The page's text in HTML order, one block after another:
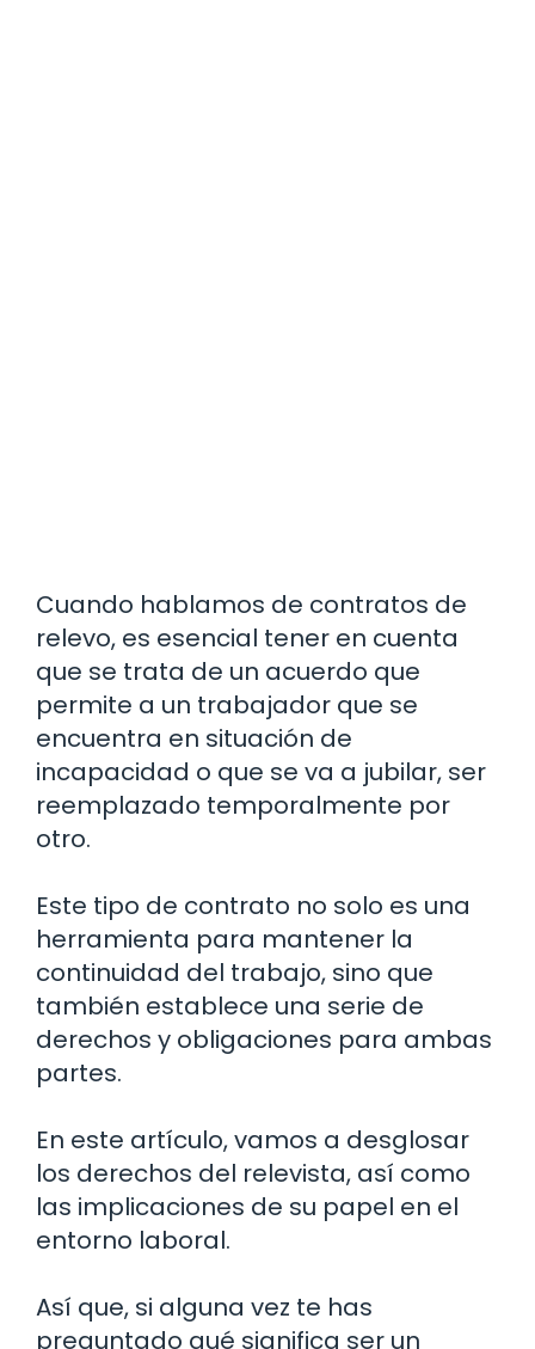
Cuando hablamos de contratos de
relevo, es esencial tener en cuenta
que se trata de un acuerdo que
permite a un trabajador que se
encuentra en situación de
incapacidad o que se va a jubilar, ser
reemplazado temporalmente por
otro.
Este tipo de contrato no solo es una
herramienta para mantener la
continuidad del trabajo, sino que
también establece una serie de
derechos y obligaciones para ambas
partes.
En este artículo, vamos a desglosar
los derechos del relevista, así como
las implicaciones de su papel en el
entorno laboral.
Así que, si alguna vez te has
preguntado qué significa ser un